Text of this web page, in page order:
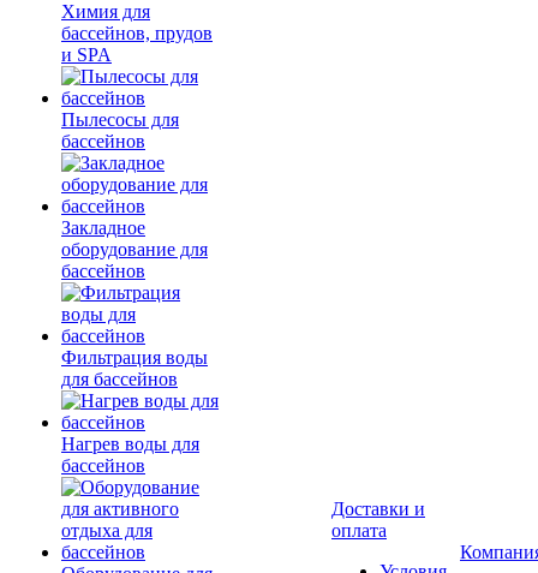
Химия для
бассейнов, прудов
и SPA
Пылесосы для
бассейнов
Закладное
оборудование для
бассейнов
Фильтрация воды
для бассейнов
Нагрев воды для
бассейнов
Доставки и
оплата